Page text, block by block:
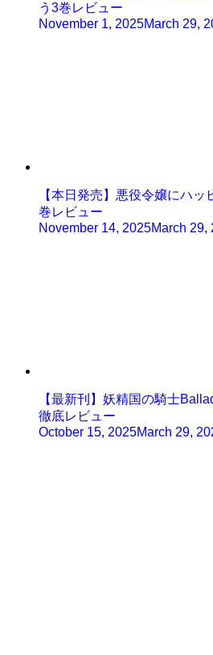
う3巻レビュー
November 1, 2025March 29,
【本日発売】悪役令嬢にハ
巻レビュー
November 14, 2025March 29,
【最新刊】妖精国の騎士
徹底レビュー
October 15, 2025March 29,